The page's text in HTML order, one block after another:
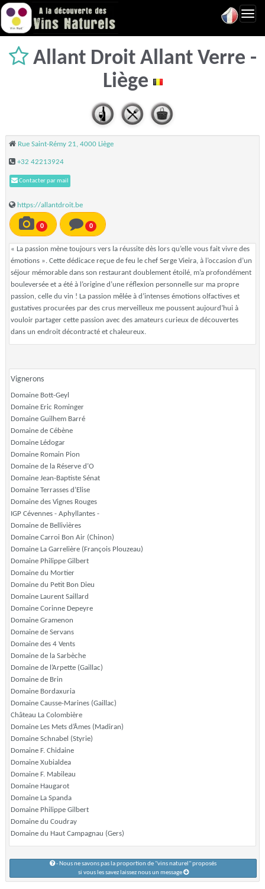
Allant Droit Allant Verre -
Liège
Rue Saint-Rémy 21, 4000 Liège
+32 42213924
Contacter par mail
https://allantdroit.be
0 0
« La passion mène toujours vers la réussite dès lors qu’elle vous fait vivre des
émotions ». Cette dédicace reçue de feu le chef Serge Vieira, à l’occasion d’un
séjour mémorable dans son restaurant doublement étoilé, m’a profondément
bouleversée et a été à l’origine d’une réflexion personnelle sur ma propre
passion, celle du vin ! La passion mêlée à d’intenses émotions olfactives et
gustatives procurées par des crus merveilleux me poussent aujourd’hui à
vouloir partager cette passion avec des amateurs curieux de découvertes
dans un endroit décontracté et chaleureux.
Vignerons
Domaine Bott-Geyl
Domaine Eric Rominger
Domaine Guilhem Barré
Domaine de Cébène
Domaine Lédogar
Domaine Romain Pion
Domaine de la Réserve d’O
Domaine Jean-Baptiste Sénat
Domaine Terrasses d’Elise
Domaine des Vignes Rouges
IGP Cévennes - Aphyllantes -
Domaine de Bellivières
Domaine Carroi Bon Air (Chinon)
Domaine La Garrelière (François Plouzeau)
Domaine Philippe Gilbert
Domaine du Mortier
Domaine du Petit Bon Dieu
Domaine Laurent Saillard
Domaine Corinne Depeyre
Domaine Gramenon
Domaine de Servans
Domaine des 4 Vents
Domaine de la Sarbèche
Domaine de l’Arpette (Gaillac)
Domaine de Brin
Domaine Bordaxuria
Domaine Causse-Marines (Gaillac)
Château La Colombière
Domaine Les Mets d’Âmes (Madiran)
Domaine Schnabel (Styrie)
Domaine F. Chidaine
Domaine Xubialdea
Domaine F. Mabileau
Domaine Haugarot
Domaine La Spanda
Domaine Philippe Gilbert
Domaine du Coudray
Domaine du Haut Campagnau (Gers)
- Nous ne savons pas la proportion de "vins naturel" proposés
si vous les savez laissez nous un message